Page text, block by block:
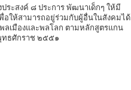
ะสงค์ ๘ ประการ พัฒนาเด็กๆ ให้มี
ให้สามารถอยู่ร่วมกับผู้อื่นในสังคมได้
ลเมืองและพลโลก ตามหลักสูตรแกน
ทธศักราช ๒๕๕๑